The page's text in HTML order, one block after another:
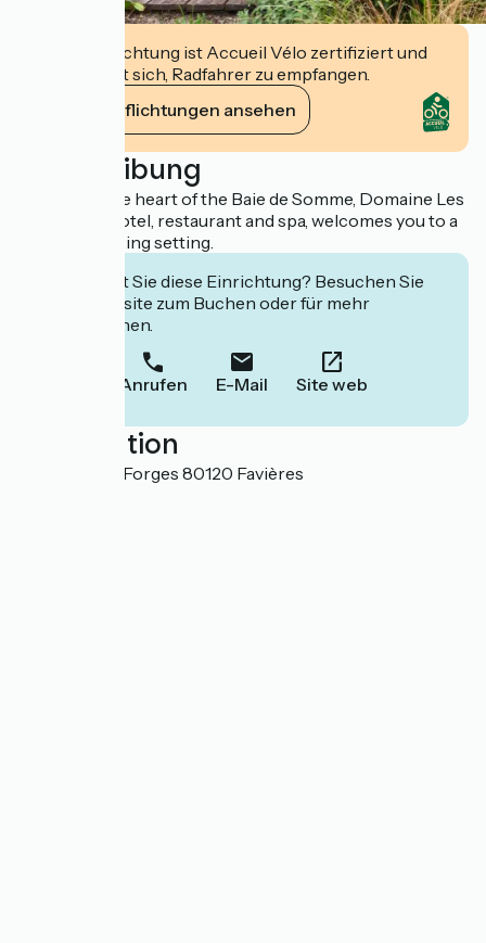
Diese Einrichtung ist Accueil Vélo zertifiziert und
verpflichtet sich, Radfahrer zu empfangen.
Ihre Verpflichtungen ansehen
Beschreibung
Located in the heart of the Baie de Somme, Domaine Les
Saules, a 3* hotel, restaurant and spa, welcomes you to a
verdant, relaxing setting.
Interessiert Sie diese Einrichtung? Besuchen Sie
deren Website zum Buchen oder für mehr
Informationen.
Anrufen E-Mail Site web
Localisation
1075, rue des Forges 80120 Favières